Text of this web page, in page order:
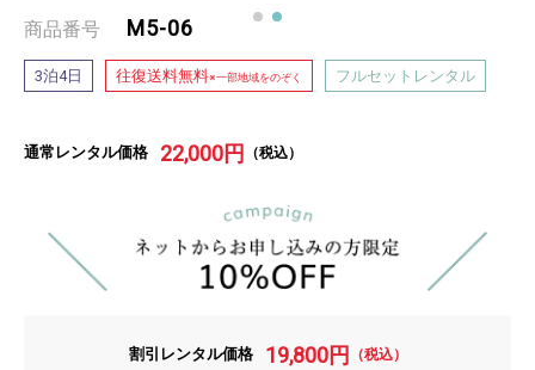
商品番号 M5-06
3泊4日 往復送料無料※一部地域をのぞく フルセットレンタル
通常レンタル価格 22,000円 （税込）
割引レンタル価格 19,800円 （税込）